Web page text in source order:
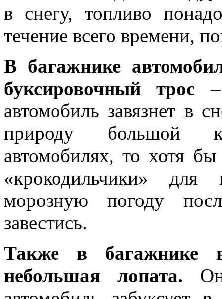
в снегу, топливо
течение всего времени,
В багажнике
буксировочный трос –
автомобиль завязнет в
природу большой
автомобилях, то хотя
«крокодильчики» для
морозную погоду
завестись.
Также в багажнике
небольшая лопата.